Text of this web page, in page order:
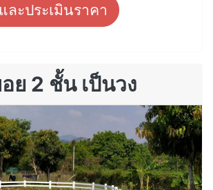
ละประเมินราคา
ย 2 ชั้น เป็นวง